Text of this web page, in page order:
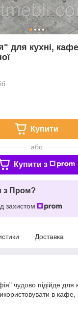
для кухні,
Купити
або
Купити з
з Пром?
захистом
Доставка
чудово підійде для
в кафе,